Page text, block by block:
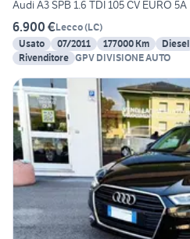
Audi A3 SPB 1.6 TDI 105 CV EURO 5A
6.900 €Lecco(LC)
Usato
07/2011 177000 Km Diesel
Rivenditore GPV DIVISIONE AUTO